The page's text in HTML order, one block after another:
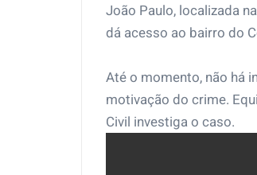
João Paulo, localizada
dá acesso ao bairro do
Até o momento, não há
motivação do crime.
Civil investiga o caso.